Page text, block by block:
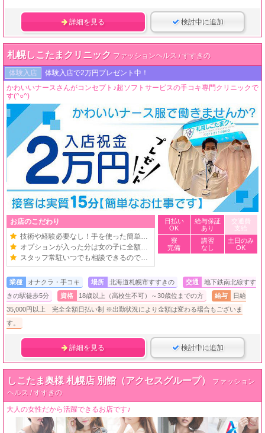
詳細を見る 検討中に追加
札幌しこたまクリニック ファッションヘルス / すすきの
体験入店
体験入店で2万円プレゼント中！
かわいいナースさんがコンセプト♪超ソフトサービスの手コキ専門クリニックで
す(^○^)
お店のこだわり
技術や経験必要なし！手を使った簡単お仕事
オプションが入った分は女の子に全額バック
スタッフ常駐いつでも相談できるので安心！
日払い
OK
給与保証
あり
交通費
支給
寮
完備
講習
なし
土日のみ
OK
業種 オナクラ・手コキ 場所 北海道札幌市すすきの 交通
地下鉄南北線すす
きの駅徒歩5分
資格 18歳以上（高校生不可）～30歳位までの方 給与
日給
35,000円以上 完全全額日払い制 ※出勤状況により金額は変わる場合もございま
す。
詳細を見る 検討中に追加
しこたま奥様 札幌店 別館（アクセスグループ）
ファッション
ヘルス / すすきの
大人の女性だから活躍できるお店です♪